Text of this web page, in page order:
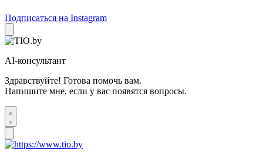
Подписаться на Instagram
AI-консультант
Здравствуйте! Готова помочь вам.
Напишите мне, если у вас появятся вопросы.